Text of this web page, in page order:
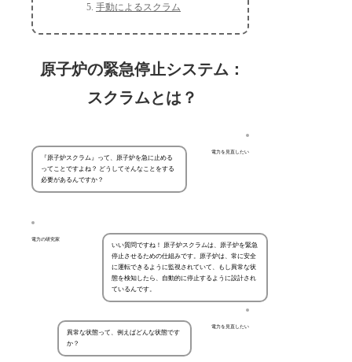
手動によるスクラム
原子炉の緊急停止システム：
スクラムとは？
電力を見直したい
『原子炉スクラム』って、原子炉を急に止める
ってことですよね？ どうしてそんなことをする
必要があるんですか？
電力の研究家
いい質問ですね！ 原子炉スクラムは、原子炉を緊急
停止させるための仕組みです。原子炉は、常に安全
に運転できるように監視されていて、もし異常な状
態を検知したら、自動的に停止するように設計され
ているんです。
電力を見直したい
異常な状態って、例えばどんな状態です
か？